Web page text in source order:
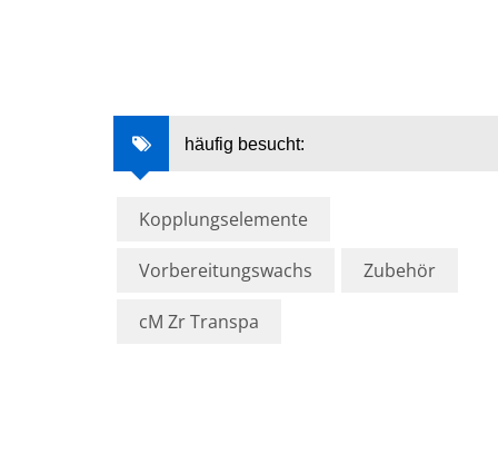
häufig besucht:
Kopplungselemente
Vorbereitungswachs Zubehör
cM Zr Transpa